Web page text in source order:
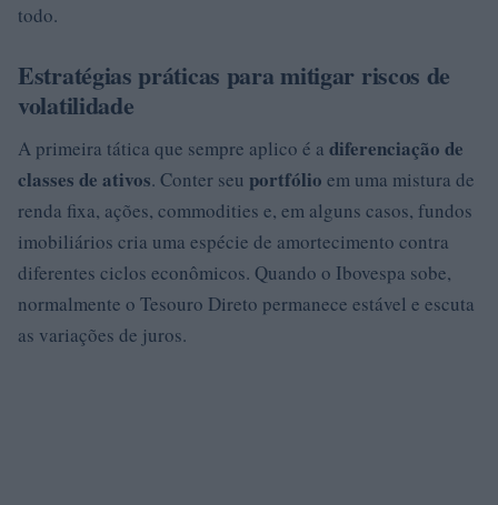
todo.
Estratégias práticas para mitigar riscos de
volatilidade
A primeira tática que sempre aplico é a diferenciação de
classes de ativos. Conter seu portfólio em uma mistura de
renda fixa, ações, commodities e, em alguns casos, fundos
imobiliários cria uma espécie de amortecimento contra
diferentes ciclos econômicos. Quando o Ibovespa sobe,
normalmente o Tesouro Direto permanece estável e escuta
as variações de juros.